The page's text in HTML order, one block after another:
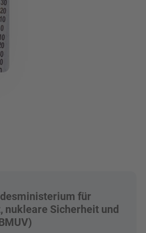
für
nukleare Sicherheit und